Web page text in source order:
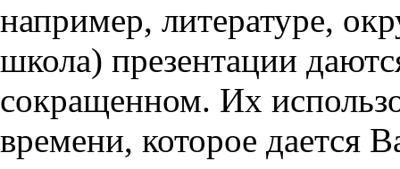
например, литературе,
школа) презентации
сокращенном. Их
времени, которое дается